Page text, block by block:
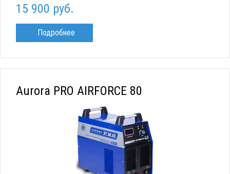
15 900 руб.
Подробнее
Aurora PRO AIRFORCE 80